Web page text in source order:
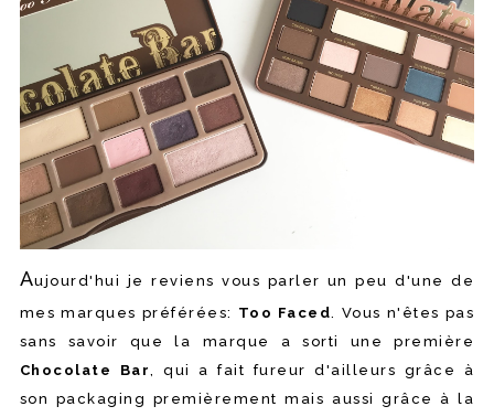
Aujourd'hui je reviens vous parler un peu d'une de
mes marques préférées: Too Faced . Vous n'êtes pas
sans savoir que la marque a sorti une première
Chocolate Bar
, qui a fait fureur d'ailleurs grâce à
son packaging premièrement mais aussi grâce à la